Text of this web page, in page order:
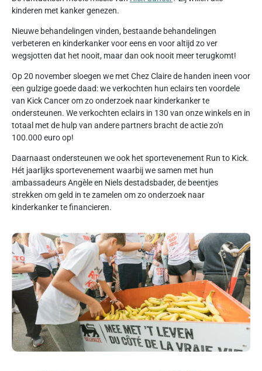
kinderen met kanker genezen.
Nieuwe behandelingen vinden, bestaande behandelingen
verbeteren en kinderkanker voor eens en voor altijd zo ver
wegsjotten dat het nooit, maar dan ook nooit meer terugkomt!
Op 20 november sloegen we met Chez Claire de handen ineen voor
een gulzige goede daad: we verkochten hun eclairs ten voordele
van Kick Cancer om zo onderzoek naar kinderkanker te
ondersteunen. We verkochten eclairs in 130 van onze winkels en in
totaal met de hulp van andere partners bracht de actie zo'n
100.000 euro op!
Daarnaast ondersteunen we ook het sportevenement Run to Kick.
Hét jaarlijks sportevenement waarbij we samen met hun
ambassadeurs Angèle en Niels destadsbader, de beentjes
strekken om geld in te zamelen om zo onderzoek naar
kinderkanker te financieren.